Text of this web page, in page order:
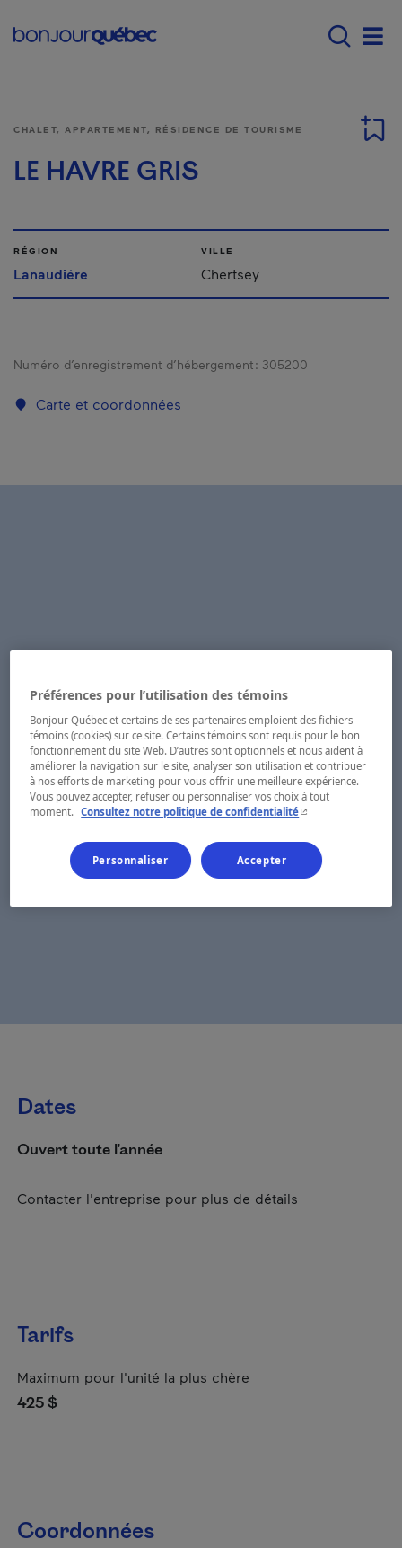
Main navigation -
CHALET, APPARTEMENT, RÉSIDENCE DE TOURISME
LE HAVRE GRIS
RÉGION
Lanaudière
VILLE
Chertsey
Numéro d’enregistrement d’hébergement : 305200
Carte et coordonnées
Dates
Ouvert toute l'année
Contacter l'entreprise pour plus de détails
Tarifs
Maximum pour l'unité la plus chère
425 $
Coordonnées
Préférences pour l’utilisation des témoins
Bonjour Québec et certains de ses partenaires emploient des fichiers
témoins (cookies) sur ce site. Certains témoins sont requis pour le bon
fonctionnement du site Web. D’autres sont optionnels et nous aident à
améliorer la navigation sur le site, analyser son utilisation et contribuer
à nos efforts de marketing pour vous offrir une meilleure expérience.
Vous pouvez accepter, refuser ou personnaliser vos choix à tout
moment. Consultez notre politique de confidentialité- Cet hyperlien
Personnaliser Accepter